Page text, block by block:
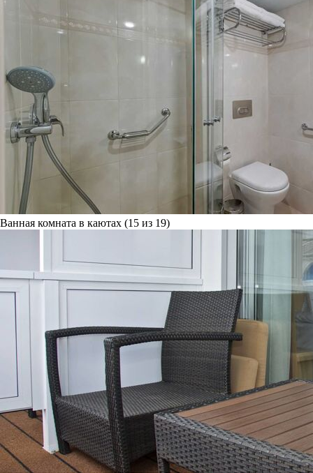
Ванная комната в каютах (15 из 19)